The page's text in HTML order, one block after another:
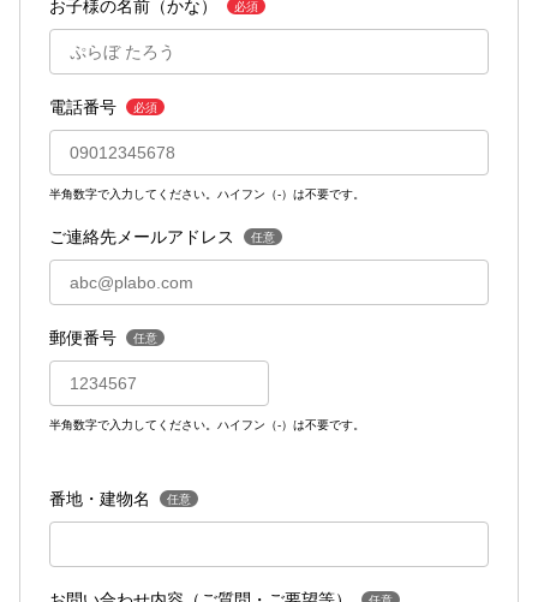
お子様の名前（かな） 必須
電話番号 必須
半角数字で入力してください。ハイフン（-）は不要です。
ご連絡先メールアドレス 任意
郵便番号 任意
半角数字で入力してください。ハイフン（-）は不要です。
番地・建物名 任意